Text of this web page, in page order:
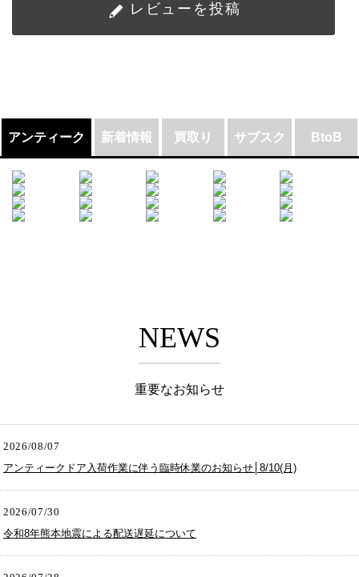
レビューを投稿
アンティーク 新着情報 買取り サブスク BtoB
NEWS
重要なお知らせ
2026/08/07
アンティークドア入荷作業に伴う臨時休業のお知らせ│8/10(月)
2026/07/30
令和8年熊本地震による配送遅延について